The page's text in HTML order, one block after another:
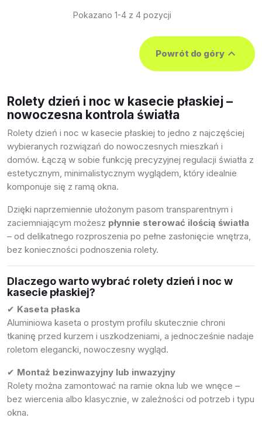
Pokazano 1-4 z 4 pozycji
Powrót do góry 
Rolety dzień i noc w kasecie płaskiej –
nowoczesna kontrola światła
Rolety dzień i noc w kasecie płaskiej to jedno z najczęściej
wybieranych rozwiązań do nowoczesnych mieszkań i
domów. Łączą w sobie funkcję precyzyjnej regulacji światła z
estetycznym, minimalistycznym wyglądem, który idealnie
komponuje się z ramą okna.
Dzięki naprzemiennie ułożonym pasom transparentnym i
zaciemniającym możesz płynnie sterować ilością światła
– od delikatnego rozproszenia po pełne zasłonięcie wnętrza,
bez konieczności podnoszenia rolety.
Dlaczego warto wybrać rolety dzień i noc w
kasecie płaskiej?
✔ Kaseta płaska
Aluminiowa kaseta o prostym profilu skutecznie chroni
tkaninę przed kurzem i uszkodzeniami, a jednocześnie nadaje
roletom elegancki, nowoczesny wygląd.
✔ Montaż bezinwazyjny lub inwazyjny
Rolety można zamontować na ramie okna lub we wnęce –
bez wiercenia albo klasycznie, w zależności od potrzeb i typu
okna.